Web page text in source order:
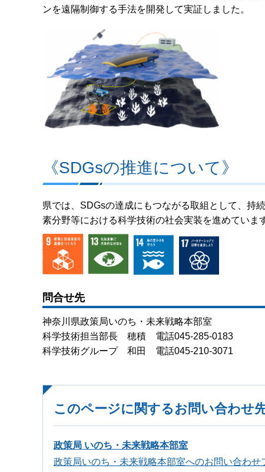
ンを遠隔制御する手法を開発して実証しました。
《SDGsの推進について》
県では、SDGsの達成にもつながる取組として、持
素分野等における科学技術の社会実装を進めていま
問合せ先
神奈川県政策局いのち・未来戦略本部室
科学技術担当部長 穂積 電話045-285-0183
科学技術グループ 和田 電話045-210-3071
このページに関するお問い合わせ
政策局 いのち・未来戦略本部室
政策局いのち・未来戦略本部室へのお問い合わせ